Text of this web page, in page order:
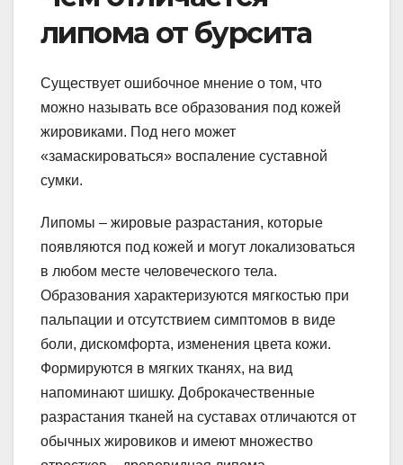
липома от бурсита
Существует ошибочное мнение о том, что
можно называть все образования под кожей
жировиками. Под него может
«замаскироваться» воспаление суставной
сумки.
Липомы – жировые разрастания, которые
появляются под кожей и могут локализоваться
в любом месте человеческого тела.
Образования характеризуются мягкостью при
пальпации и отсутствием симптомов в виде
боли, дискомфорта, изменения цвета кожи.
Формируются в мягких тканях, на вид
напоминают шишку. Доброкачественные
разрастания тканей на суставах отличаются от
обычных жировиков и имеют множество